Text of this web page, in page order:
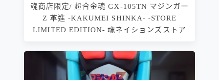
魂商店限定/ 超合金魂 GX-105TN マジンガー
Z 革進 -KAKUMEI SHINKA- -STORE
LIMITED EDITION- 魂ネイションズストア